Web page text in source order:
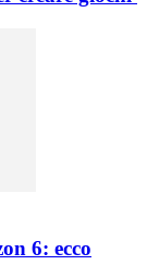
6: ecco